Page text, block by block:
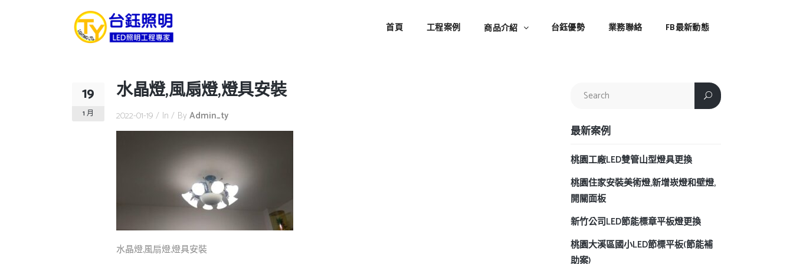
首頁 工程案例 商品介紹 台鈺優勢 業務聯絡 FB最新動態
19
1 月
水晶燈,風扇燈,燈具安裝
2022-01-19 In By Admin_ty
水晶燈,風扇燈,燈具安裝
最新案例
桃園工廠LED雙管山型燈具更換
桃園住家安裝美術燈,新增崁燈和壁燈,
開關面板
新竹公司LED節能標章平板燈更換
桃園大溪區國小LED節標平板(節能補
助案)